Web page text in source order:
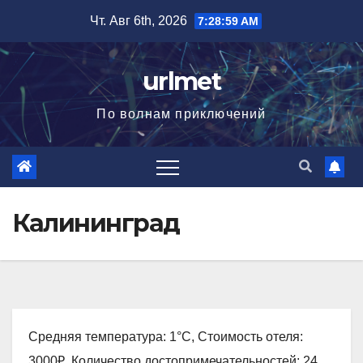
содержимому
Чт. Авг 6th, 2026 7:29:01 AM
urlmet
По волнам приключений
Калининград
Средняя температура: 1°C, Стоимость отеля: